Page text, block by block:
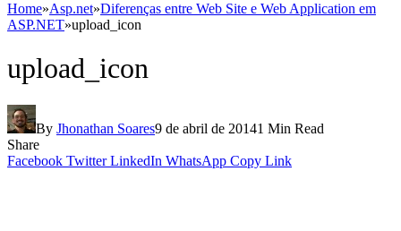
Home»Asp.net»Diferenças entre Web Site e Web Application em
ASP.NET»upload_icon
upload_icon
By Jhonathan Soares9 de abril de 20141 Min Read
Share
Facebook Twitter LinkedIn WhatsApp Copy Link